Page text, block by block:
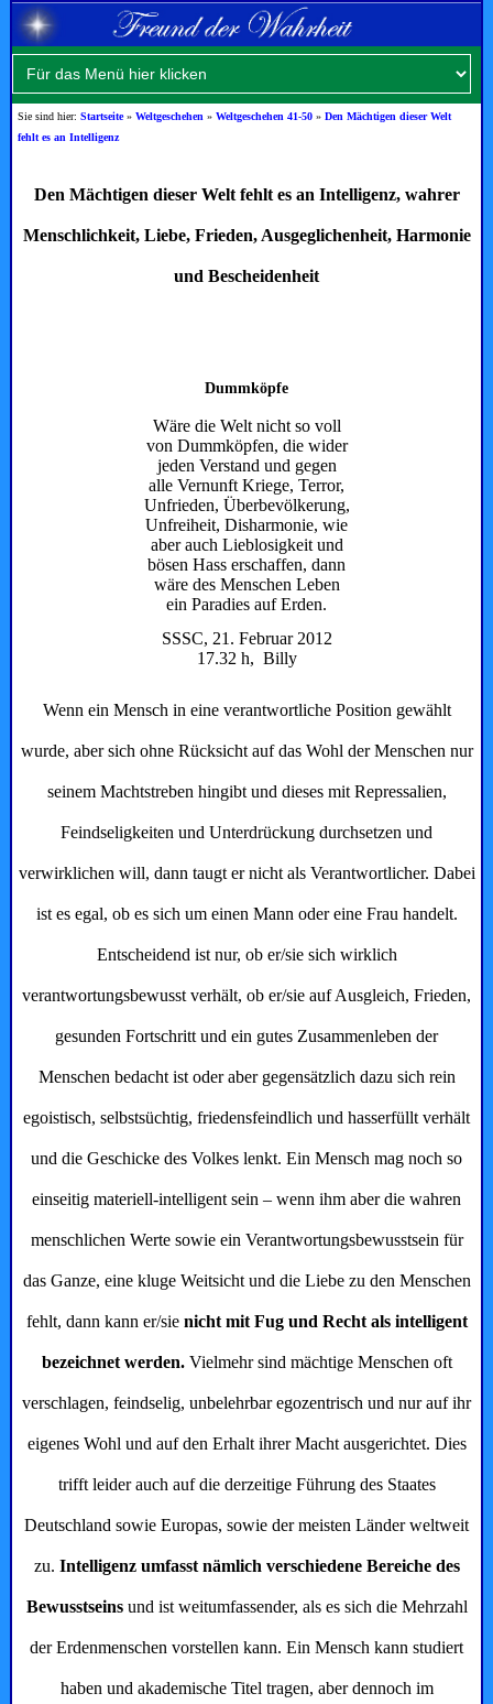
Sie sind hier:Startseite»Weltgeschehen »Weltgeschehen 41-50 »Den Mächtigen dieser Welt
fehlt es an Intelligenz
Den Mächtigen dieser Welt fehlt es an Intelligenz, wahrer
Menschlichkeit, Liebe, Frieden, Ausgeglichenheit, Harmonie
und Bescheidenheit
Dummköpfe
Wäre die Welt nicht so voll
von Dummköpfen, die wider
jeden Verstand und gegen
alle Vernunft Kriege, Terror,
Unfrieden, Überbevölkerung,
Unfreiheit, Disharmonie, wie
aber auch Lieblosigkeit und
bösen Hass erschaffen, dann
wäre des Menschen Leben
ein Paradies auf Erden.
SSSC, 21. Februar 2012
17.32 h, Billy
Wenn ein Mensch in eine verantwortliche Position gewählt
wurde, aber sich ohne Rücksicht auf das Wohl der Menschen nur
seinem Machtstreben hingibt und dieses mit Repressalien,
Feindseligkeiten und Unterdrückung durchsetzen und
verwirklichen will, dann taugt er nicht als Verantwortlicher. Dabei
ist es egal, ob es sich um einen Mann oder eine Frau handelt.
Entscheidend ist nur, ob er/sie sich wirklich
verantwortungsbewusst verhält, ob er/sie auf Ausgleich, Frieden,
gesunden Fortschritt und ein gutes Zusammenleben der
Menschen bedacht ist oder aber gegensätzlich dazu sich rein
egoistisch, selbstsüchtig, friedensfeindlich und hasserfüllt verhält
und die Geschicke des Volkes lenkt. Ein Mensch mag noch so
einseitig materiell-intelligent sein – wenn ihm aber die wahren
menschlichen Werte sowie ein Verantwortungsbewusstsein für
das Ganze, eine kluge Weitsicht und die Liebe zu den Menschen
fehlt, dann kann er/sie nicht mit Fug und Recht als intelligent
bezeichnet werden.Vielmehr sind mächtige Menschen oft
verschlagen, feindselig, unbelehrbar egozent­risch und nur auf ihr
eigenes Wohl und auf den Erhalt ihrer Macht ausgerichtet. Dies
trifft leider auch auf die derzeitige Führung des Staates
Deutschland sowie Europas, sowie der meisten Länder weltweit
zu. Intelligenz umfasst nämlich verschiedene Bereiche des
Bewusstseinsund ist weitumfassender, als es sich die Mehrzahl
der Erden­menschen vorstellen kann. Ein Mensch kann studiert
haben und akademische Titel tragen, aber dennoch im